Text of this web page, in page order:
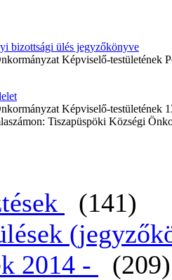
bizottsági ülés jegyzőkönyve
Képviselő-testületének
Képviselő-testületének
Tiszapüspöki Községi
(141)
2014 -
(209)